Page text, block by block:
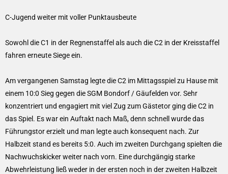
C-Jugend weiter mit voller Punktausbeute
Sowohl die C1 in der Regnenstaffel als auch die C2 in der Kreisstaffel
fahren erneute Siege ein.
Am vergangenen Samstag legte die C2 im Mittagsspiel zu Hause mit
einem 10:0 Sieg gegen die SGM Bondorf / Gäufelden vor. Sehr
konzentriert und engagiert mit viel Zug zum Gästetor ging die C2 in
das Spiel. Es war ein Auftakt nach Maß, denn schnell wurde das
Führungstor erzielt und man legte auch konsequent nach. Zur
Halbzeit stand es bereits 5:0. Auch im zweiten Durchgang spielten die
Nachwuchskicker weiter nach vorn. Eine durchgängig starke
Abwehrleistung ließ weder in der ersten noch in der zweiten Halbzeit